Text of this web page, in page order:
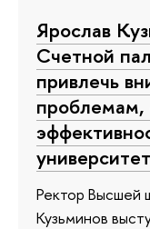
Ярослав
Счетной
привлечь
Ректор Высшей
Кузьминов